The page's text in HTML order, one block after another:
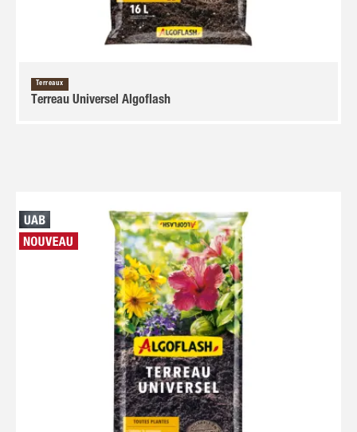
Terreaux
Terreau Universel Algoflash